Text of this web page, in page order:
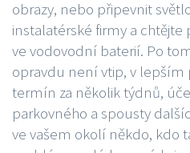
obrazy, nebo připevnit
instalatérské firmy a
ve vodovodní baterií. Po
opravdu není vtip, v
termín za několik týdnů,
parkovného a spousty
ve vašem okolí někdo, kdo